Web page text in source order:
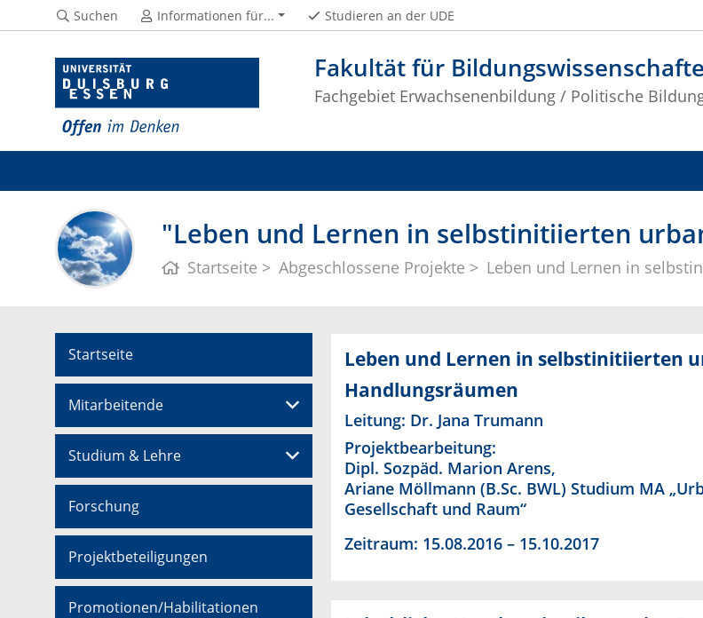
Fakultät für
Fachgebiet Erwachsenenbildung / Politische
Suchen Informationen für... Studieren an der UDE
"Leben und Lernen in selbstinitiierten
Startseite Abgeschlossene Projekte Leben und Lernen in
Startseite
Mitarbeitende
Studium & Lehre
Forschung
Projektbeteiligungen
Promotionen/Habilitationen
Leben und Lernen in selbstinitiierten
Handlungsräumen
Leitung: Dr. Jana Trumann
Projektbearbeitung:
Dipl. Sozpäd. Marion Arens,
Ariane Möllmann (B.Sc. BWL) Studium MA
Gesellschaft und Raum“
Zeitraum: 15.08.2016 – 15.10.2017